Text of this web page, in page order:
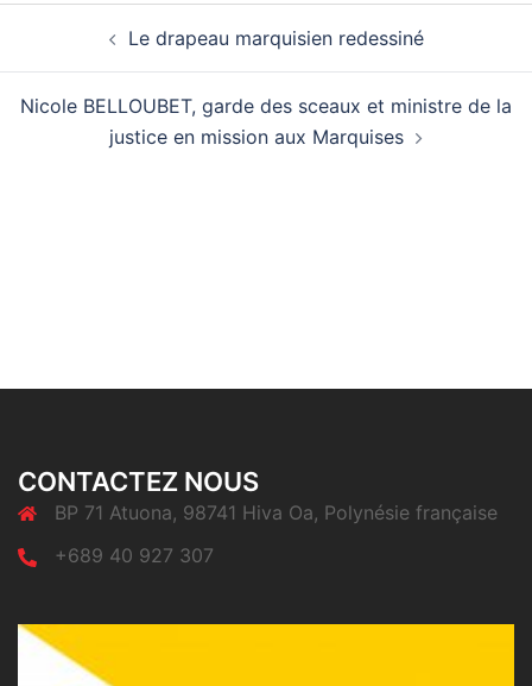
Le drapeau marquisien redessiné
Nicole BELLOUBET, garde des sceaux et ministre de la
justice en mission aux Marquises
CONTACTEZ NOUS
BP 71 Atuona, 98741 Hiva Oa, Polynésie française
+689 40 927 307